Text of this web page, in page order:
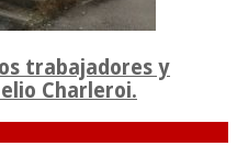
trabajadores y
Charleroi.